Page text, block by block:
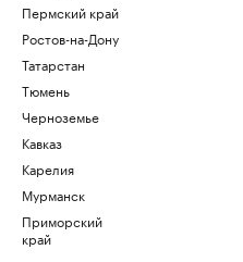
Пермский край
Ростов-на-Дону
Татарстан
Тюмень
Черноземье
Кавказ
Карелия
Мурманск
Приморский
край